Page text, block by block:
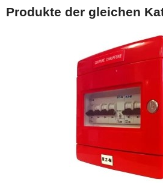
Produkte der gleichen